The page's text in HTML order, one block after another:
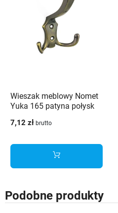
Wieszak meblowy Nomet
Yuka 165 patyna połysk
7,12 zł brutto
Podobne produkty